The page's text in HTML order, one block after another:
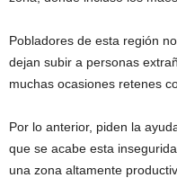
Pobladores de esta región
dejan subir a personas
muchas ocasiones retenes
Por lo anterior, piden la
que se acabe esta
una zona altamente